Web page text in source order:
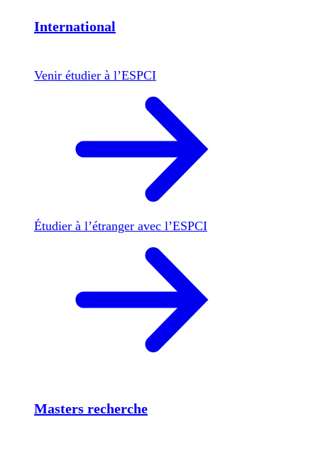
International
Venir étudier à l’ESPCI
Étudier à l’étranger avec l’ESPCI
Masters recherche